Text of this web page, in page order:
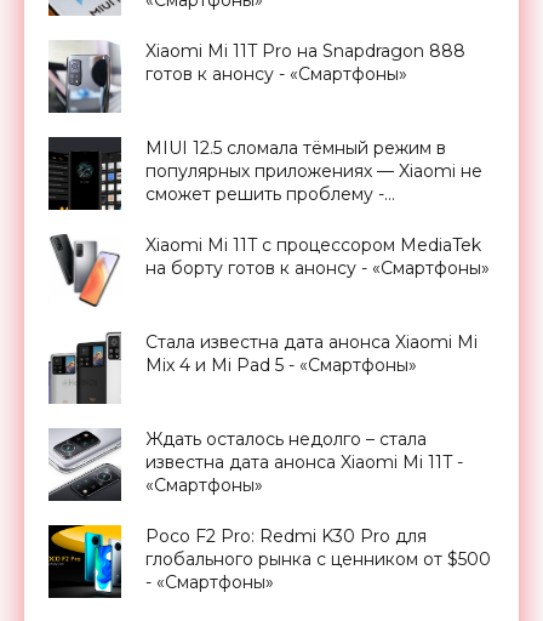
Xiaomi Mi 11T Pro на Snapdragon 888
готов к анонсу - «Смартфоны»
MIUI 12.5 сломала тёмный режим в
популярных приложениях — Xiaomi не
сможет решить проблему -
Xiaomi Mi 11T c процессором MediaTek
на борту готов к анонсу - «Смартфоны»
Стала известна дата анонса Xiaomi Mi
Mix 4 и Mi Pad 5 - «Смартфоны»
Ждать осталось недолго – стала
известна дата анонса Xiaomi Mi 11T -
«Смартфоны»
Poco F2 Pro: Redmi K30 Pro для
глобального рынка с ценником от $500
- «Смартфоны»